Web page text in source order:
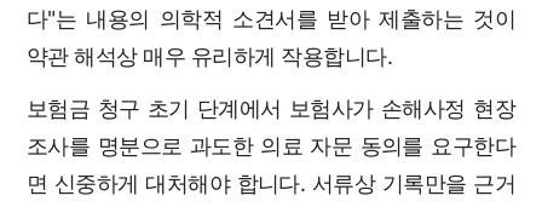
다"는 내용의 의학적 소견서를 받아 제출하는 것이
약관 해석상 매우 유리하게 작용합니다.
보험금 청구 초기 단계에서 보험사가 손해사정 현장
조사를 명분으로 과도한 의료 자문 동의를 요구한다
면 신중하게 대처해야 합니다. 서류상 기록만을 근거